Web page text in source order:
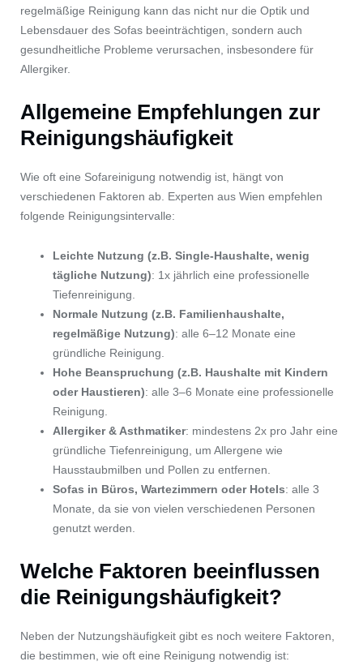
regelmäßige Reinigung kann das nicht nur die Optik und
Lebensdauer des Sofas beeinträchtigen, sondern auch
gesundheitliche Probleme verursachen, insbesondere für
Allergiker.
Allgemeine Empfehlungen zur
Reinigungshäufigkeit
Wie oft eine Sofareinigung notwendig ist, hängt von
verschiedenen Faktoren ab. Experten aus Wien empfehlen
folgende Reinigungsintervalle:
Leichte Nutzung (z.B. Single-Haushalte, wenig
tägliche Nutzung): 1x jährlich eine professionelle
Tiefenreinigung.
Normale Nutzung (z.B. Familienhaushalte,
regelmäßige Nutzung): alle 6–12 Monate eine
gründliche Reinigung.
Hohe Beanspruchung (z.B. Haushalte mit Kindern
oder Haustieren): alle 3–6 Monate eine professionelle
Reinigung.
Allergiker & Asthmatiker: mindestens 2x pro Jahr eine
gründliche Tiefenreinigung, um Allergene wie
Hausstaubmilben und Pollen zu entfernen.
Sofas in Büros, Wartezimmern oder Hotels: alle 3
Monate, da sie von vielen verschiedenen Personen
genutzt werden.
Welche Faktoren beeinflussen
die Reinigungshäufigkeit?
Neben der Nutzungshäufigkeit gibt es noch weitere Faktoren,
die bestimmen, wie oft eine Reinigung notwendig ist: